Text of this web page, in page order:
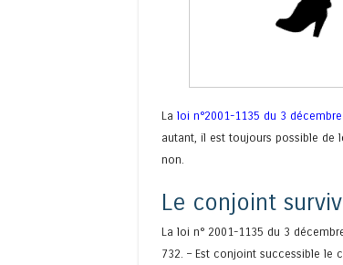
La loi n°2001-1135 du 3
autant, il est toujours possible de
non.
Le conjoint
La loi n° 2001-1135 du 3
732. – Est conjoint successible le